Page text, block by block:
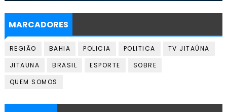
MARCADORES
REGIÃO BAHIA POLICIA POLITICA
TV JITAÚNA
JITAUNA
BRASIL ESPORTE
SOBRE
QUEM SOMOS